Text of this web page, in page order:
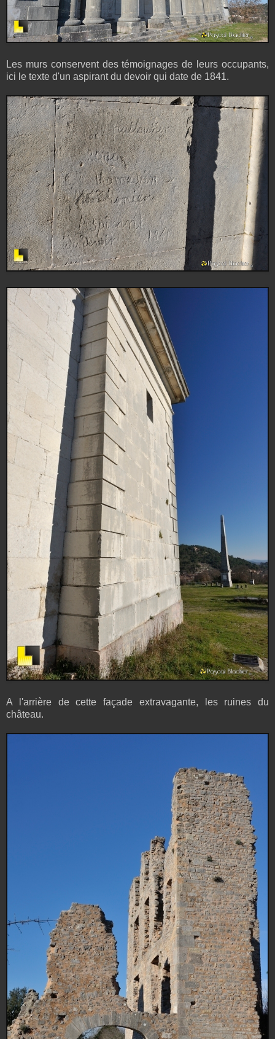
Les murs conservent des témoignages de leurs occupants,
ici le texte d'un aspirant du devoir qui date de 1841.
A l'arrière de cette façade extravagante, les ruines du
château.